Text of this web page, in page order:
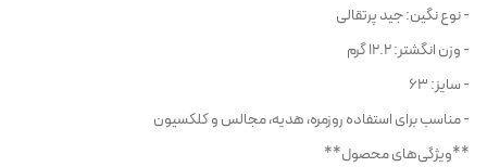
- نوع نگین: جید پرتقالی
- وزن انگشتر: 12.2 گرم
- سایز: 63
- مناسب برای استفاده روزمره، هدیه، مجالس و کلکسیون
**ویژگی‌های محصول**